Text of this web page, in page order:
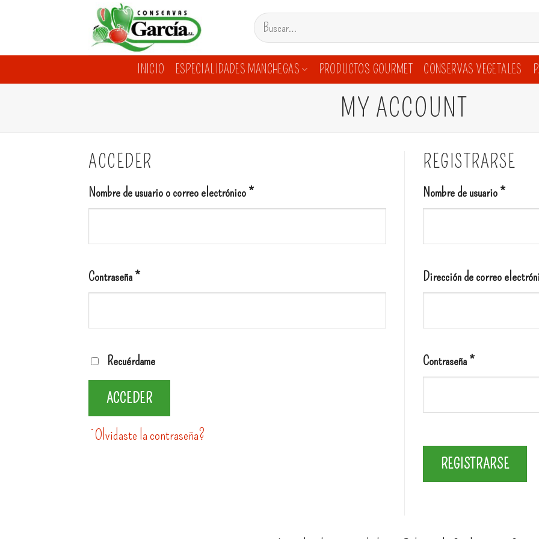
content
Buscar
por:
INICIO ESPECIALIDADES MANCHEGAS PRODUCTOS GOURMET CONSERVAS VEGETALES
MY ACCOUNT
ACCEDER
Nombre de usuario o correo electrónico*
Contraseña*
Recuérdame
ACCEDER
¿Olvidaste la contraseña?
REGISTRARSE
Nombre de usuario*
Dirección de correo
Contraseña*
REGISTRARSE